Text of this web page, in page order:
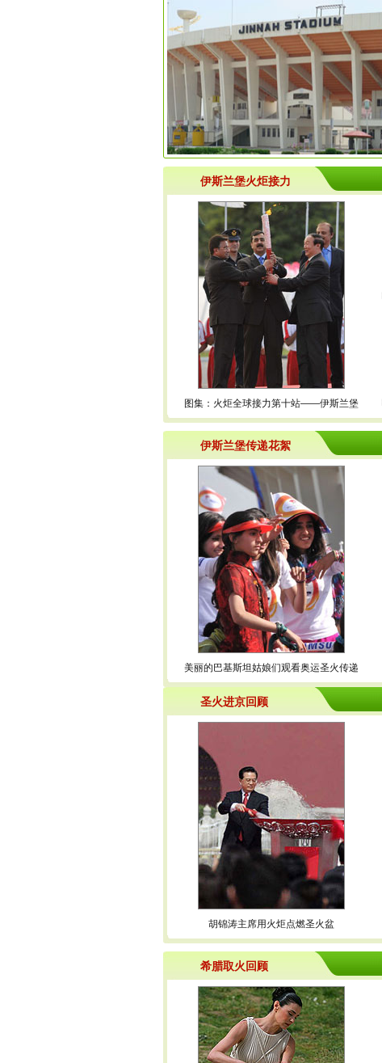
伊斯兰堡火炬接力
图集：火炬全球接力第十站——伊斯兰堡
伊斯兰堡传递花絮
美丽的巴基斯坦姑娘们观看奥运圣火传递
圣火进京回顾
胡锦涛主席用火炬点燃圣火盆
希腊取火回顾